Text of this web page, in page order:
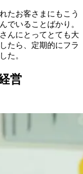
たお客さまにもこう
でいることばかり。
んにとってとても大
たら、定期的にフラ
た。
営